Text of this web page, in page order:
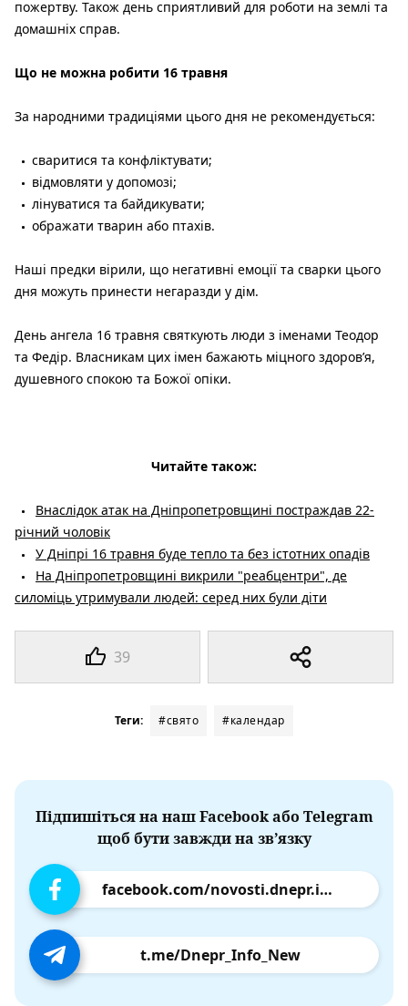
39
пожертву. Також день сприятливий для роботи на землі та
домашніх справ.
Що не можна робити 16 травня
За народними традиціями цього дня не рекомендується:
сваритися та конфліктувати;
відмовляти у допомозі;
лінуватися та байдикувати;
ображати тварин або птахів.
Наші предки вірили, що негативні емоції та сварки цього
дня можуть принести негаразди у дім.
День ангела 16 травня святкують люди з іменами Теодор
та Федір. Власникам цих імен бажають міцного здоров’я,
душевного спокою та Божої опіки.
Читайте також:
Внаслідок атак на Дніпропетровщині постраждав 22-
річний чоловік
У Дніпрі 16 травня буде тепло та без істотних опадів
На Дніпропетровщині викрили "реабцентри", де
силоміць утримували людей: серед них були діти
Теги: #свято #календар
Підпишіться на наш Facebook або Telegram
щоб бути завжди на зв’язку
facebook.com/novosti.dnepr.info
t.me/Dnepr_Info_New